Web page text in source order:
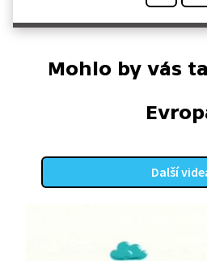
Mohlo by vás
Další